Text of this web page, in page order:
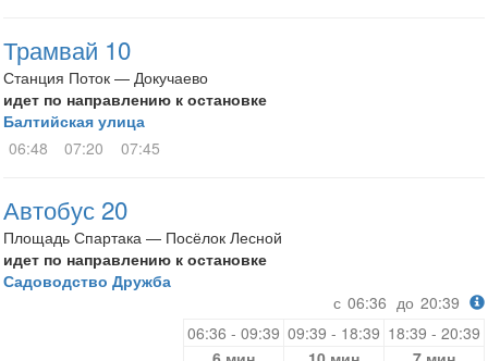
Трамвай 10
Станция Поток — Докучаево
идет по направлению к остановке
Балтийская улица
06:48
07:20 07:45
Автобус 20
Площадь Спартака — Посёлок Лесной
идет по направлению к остановке
Садоводство Дружба
с 06:36 до 20:39
06:36 - 09:39 09:39 - 18:39 18:39 - 20:39